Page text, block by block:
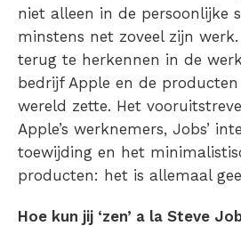
niet alleen in de persoonlijke
minstens net zoveel zijn
terug te herkennen in de
bedrijf Apple en de
wereld zette. Het
Apple’s werknemers, Jobs’
toewijding en het
producten: het is allemaal
Hoe kun jij ‘zen’ a la Steve